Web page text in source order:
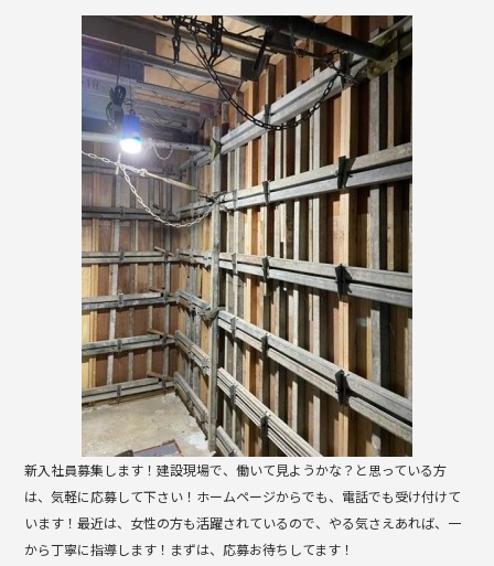
c
e
b
o
o
k
e
新入社員募集します！建設現場で、働いて見ようかな？と思っている方
は、気軽に応募して下さい！ホームページからでも、電話でも受け付けて
います！最近は、女性の方も活躍されているので、やる気さえあれば、一
から丁寧に指導します！まずは、応募お待ちしてます！